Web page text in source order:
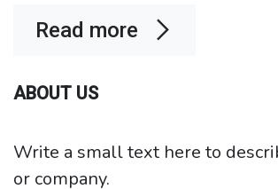
Read more
ABOUT US
Write a small text here to
or company.